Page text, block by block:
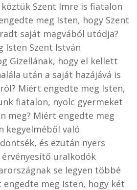
Szent Imre is fiatalon
meg Isten, hogy Szent
saját magvából utódja?
Isten Szent István
Gizellának, hogy el kellett
után a saját hazájává is
Miért engedte meg Isten,
fiatalon, nyolc gyermeket
meg? Miért engedte meg
kegyelméből való
és ezután nyers
uralkodók
se legyen többé
engedte meg Isten, hogy két